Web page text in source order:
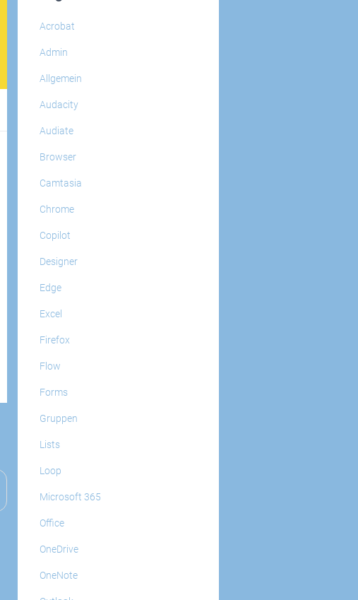
Acrobat
Admin
Allgemein
Audacity
Audiate
Browser
Camtasia
Chrome
Copilot
Designer
Edge
Excel
Firefox
Flow
Forms
Gruppen
Lists
Loop
Microsoft 365
Office
OneDrive
OneNote